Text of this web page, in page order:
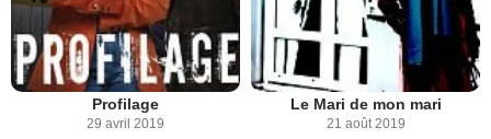
Profilage
29 avril 2019
Le Mari de mon mari
21 août 2019